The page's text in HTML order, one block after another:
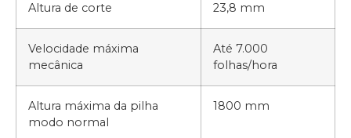
Altura de corte 23,8 mm
Velocidade máxima
mecânica
Até 7.000
folhas/hora
Altura máxima da pilha
modo normal
1800 mm